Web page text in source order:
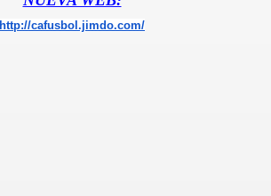
http://cafusbol.jimdo.com/